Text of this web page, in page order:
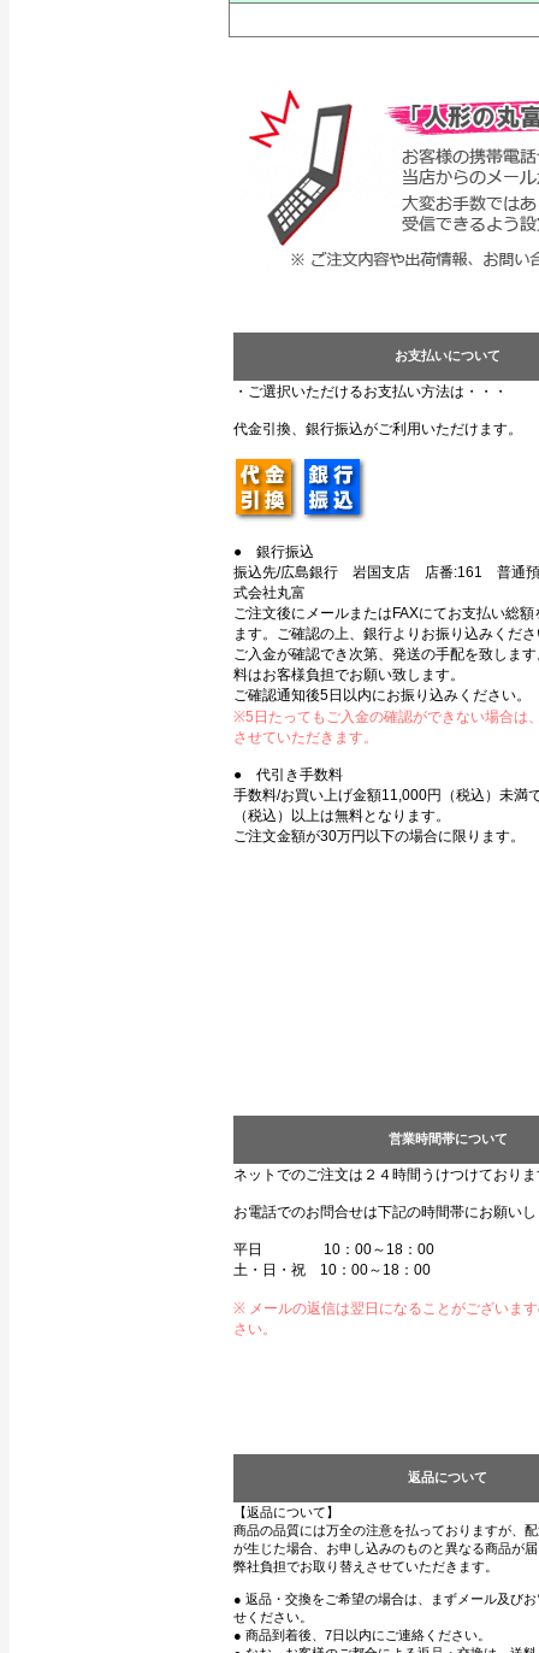
お支払いについて
・ご選択いただけるお支払い方法は・・・
代金引換、銀行振込がご利用いただけます。
● 銀行振込
振込先/広島銀行 岩国支店 店番:161 普通
式会社丸富
ご注文後にメールまたはFAXにてお支払い総
ます。ご確認の上、銀行よりお振り込みくだ
ご入金が確認でき次第、発送の手配を致しま
料はお客様負担でお願い致します。
ご確認通知後5日以内にお振り込みください。
※5日たってもご入金の確認ができない場合は
させていただきます。
● 代引き手数料
手数料/お買い上げ金額11,000円（税込）未満
（税込）以上は無料となります。
ご注文金額が30万円以下の場合に限ります。
営業時間帯について
ネットでのご注文は２４時間うけつけており
お電話でのお問合せは下記の時間帯にお願い
平日 10：00～18：00
土・日・祝 10：00～18：00
※ メールの返信は翌日になることがございま
さい。
返品について
【返品について】
商品の品質には万全の注意を払っておりますが、
が生じた場合、お申し込みのものと異なる商品が
弊社負担でお取り替えさせていただきます。
● 返品・交換をご希望の場合は、まずメール及び
せください。
● 商品到着後、7日以内にご連絡ください。